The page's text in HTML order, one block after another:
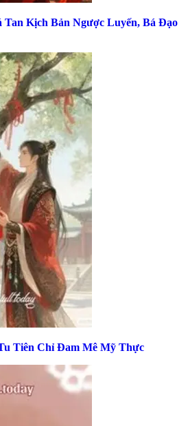
Tan Kịch Bản Ngược Luyến, Bá Đạo
Tiên Chỉ Đam Mê Mỹ Thực